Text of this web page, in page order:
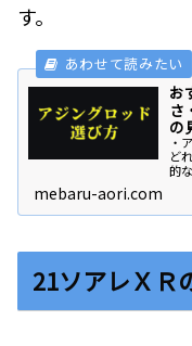
す。
お
さ
の
・
ど
的
な...
mebaru-aori.com
21ソアレＸＲ